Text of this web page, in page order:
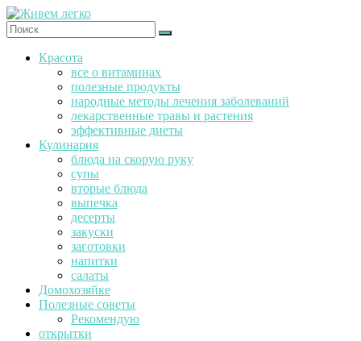
Перейти
к
содержимому
Ж
Красота
все о витаминах
полезные продукты
народные методы лечения заболеваний
лекарственные травы и растения
эффективные диеты
Кулинария
блюда на скорую руку
супы
вторые блюда
выпечка
десерты
закуски
заготовки
напитки
салаты
Домохозяйке
Полезные советы
Рекомендую
открытки